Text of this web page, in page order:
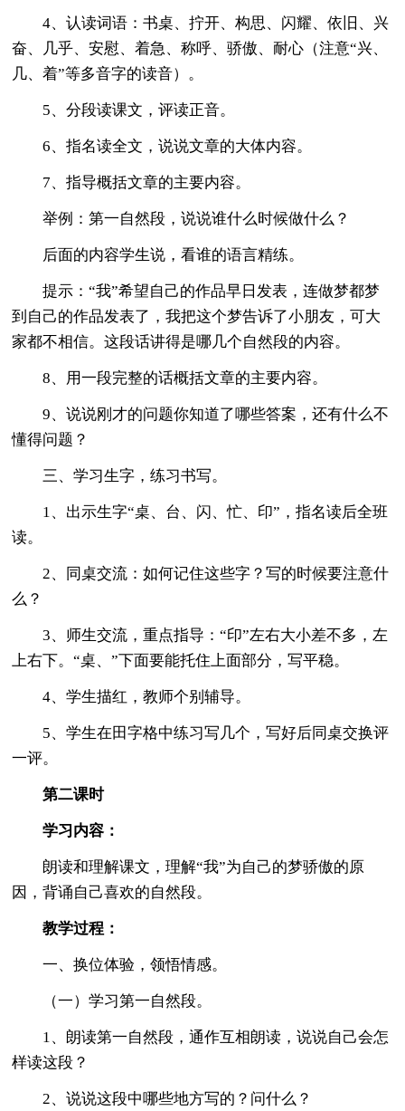
4、认读词语：书桌、拧开、构思、闪耀、依旧、兴
奋、几乎、安慰、着急、称呼、骄傲、耐心（注意“兴、
几、着”等多音字的读音）。
5、分段读课文，评读正音。
6、指名读全文，说说文章的大体内容。
7、指导概括文章的主要内容。
举例：第一自然段，说说谁什么时候做什么？
后面的内容学生说，看谁的语言精练。
提示：“我”希望自己的作品早日发表，连做梦都梦
到自己的作品发表了，我把这个梦告诉了小朋友，可大
家都不相信。这段话讲得是哪几个自然段的内容。
8、用一段完整的话概括文章的主要内容。
9、说说刚才的问题你知道了哪些答案，还有什么不
懂得问题？
三、学习生字，练习书写。
1、出示生字“桌、台、闪、忙、印”，指名读后全班
读。
2、同桌交流：如何记住这些字？写的时候要注意什
么？
3、师生交流，重点指导：“印”左右大小差不多，左
上右下。“桌、”下面要能托住上面部分，写平稳。
4、学生描红，教师个别辅导。
5、学生在田字格中练习写几个，写好后同桌交换评
一评。
第二课时
学习内容：
朗读和理解课文，理解“我”为自己的梦骄傲的原
因，背诵自己喜欢的自然段。
教学过程：
一、换位体验，领悟情感。
（一）学习第一自然段。
1、朗读第一自然段，通作互相朗读，说说自己会怎
样读这段？
2、说说这段中哪些地方写的？问什么？